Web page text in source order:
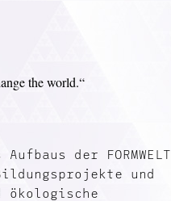
the world.“
der FORMWELT
und
ökologische